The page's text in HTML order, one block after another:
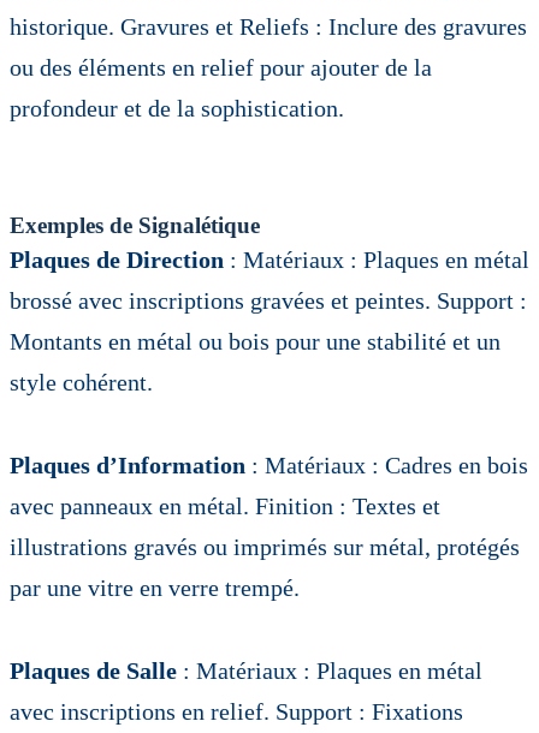
historique. Gravures et Reliefs : Inclure des gravures
ou des éléments en relief pour ajouter de la
profondeur et de la sophistication.
Exemples de Signalétique
Plaques de Direction : Matériaux : Plaques en métal
brossé avec inscriptions gravées et peintes. Support :
Montants en métal ou bois pour une stabilité et un
style cohérent.
Plaques d’Information : Matériaux : Cadres en bois
avec panneaux en métal. Finition : Textes et
illustrations gravés ou imprimés sur métal, protégés
par une vitre en verre trempé.
Plaques de Salle : Matériaux : Plaques en métal
avec inscriptions en relief. Support : Fixations